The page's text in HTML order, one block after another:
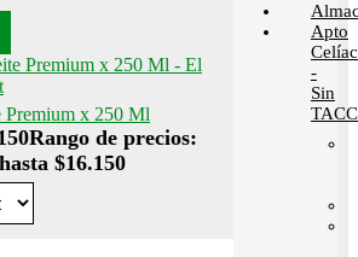
Premium x 250 Ml
Rango de precios:
$16.150
Apto
-
Sin
TACC